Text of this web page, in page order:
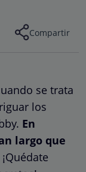
Compartir
se trata
los
En
largo que
¡Quédate